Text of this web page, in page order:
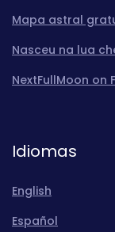
Mapa astral
Nasceu na lua
NextFullMoon on
Idiomas
English
Español